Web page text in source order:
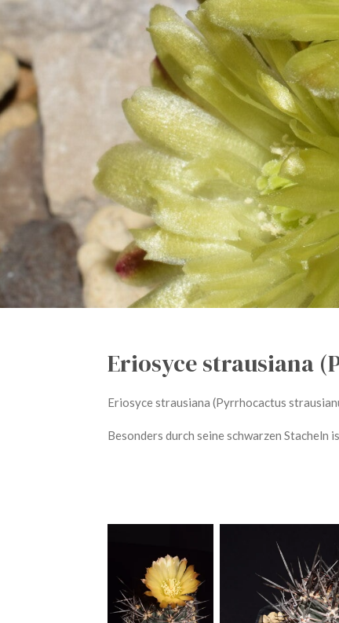
Eriosyce strausiana
Eriosyce strausiana (Pyrrhocactus
Besonders durch seine schwarzen Stacheln